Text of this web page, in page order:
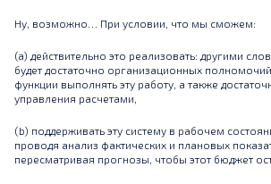
Ну, возможно… При условии, что мы сможем:
(a) действительно это реализовать: другими
будет достаточно организационных
функции выполнять эту работу, а также
управления расчетами,
(b) поддерживать эту систему в рабочем
проводя анализ фактических и плановых
пересматривая прогнозы, чтобы этот бюджет